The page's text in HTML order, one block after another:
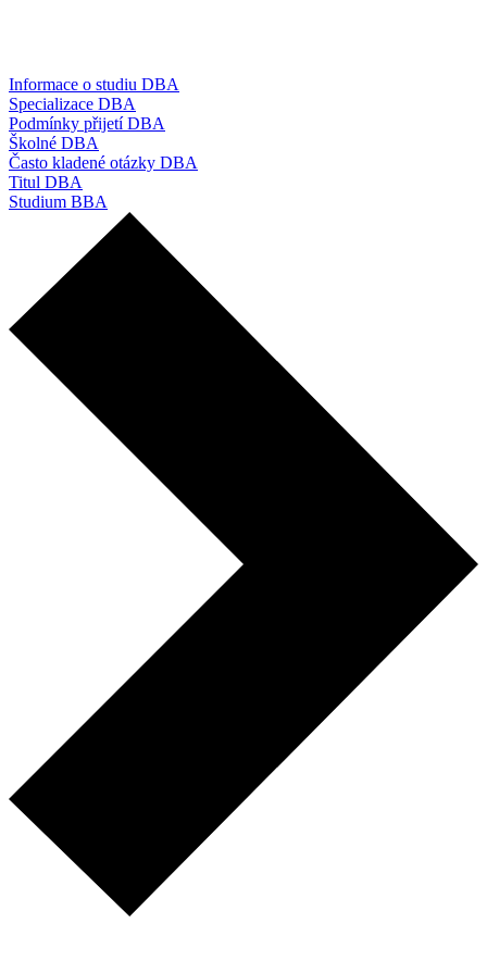
Informace o studiu DBA
Specializace DBA
Podmínky přijetí DBA
Školné DBA
Často kladené otázky DBA
Titul DBA
Studium BBA